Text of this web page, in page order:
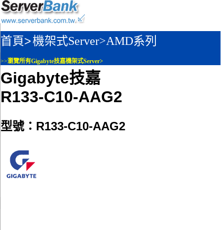
首頁>機架式Server>AMD系列
>>瀏覽所有Gigabyte技嘉機架式Server>
Gigabyte技嘉
R133-C10-AAG2
型號：R133-C10-AAG2